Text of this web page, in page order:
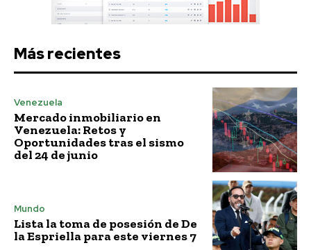
Más recientes
Venezuela
Mercado inmobiliario en
Venezuela: Retos y
Oportunidades tras el sismo
del 24 de junio
Mundo
Lista la toma de posesión de De
la Espriella para este viernes 7